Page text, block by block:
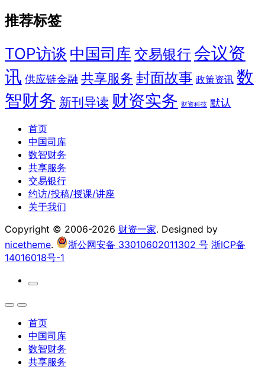
推荐标签
TOP访谈 中国司库 交易银行会议资
讯 供应链金融 共享服务 封面故事 政策资讯 数
智财务 新刊导读 财资实务 财资科技 默认
首页
中国司库
数智财务
共享服务
交易银行
约访/投稿/授课/讲座
关于我们
Copyright © 2006-2026 财资一家. Designed by
nicetheme. 浙公网安备 33010602011302 号 浙ICP备
14016018号-1
首页
中国司库
数智财务
共享服务